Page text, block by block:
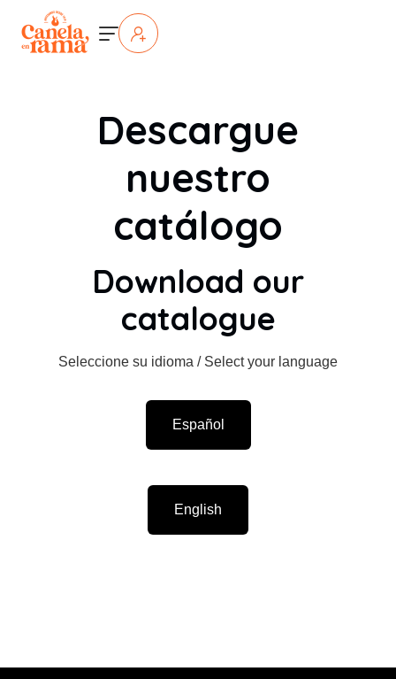
Descargue
nuestro
catálogo
Download our
catalogue
Seleccione su idioma / Select your language
Español
English